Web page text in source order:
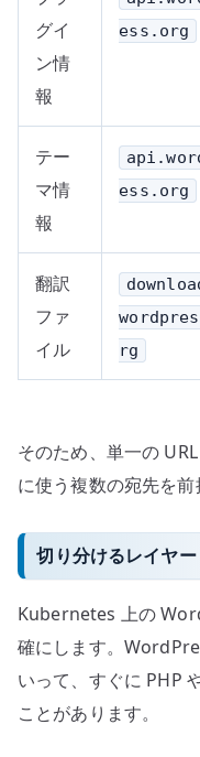
グイ
ン情
報
ess.org
テー
マ情
報
ess.org
翻訳
ファ
イル
rg
そのため、単一の
に使う複数の宛先を前
切り分けるレイヤー
Kubernetes 上の
確にします。
いって、すぐに PHP
ことがあります。